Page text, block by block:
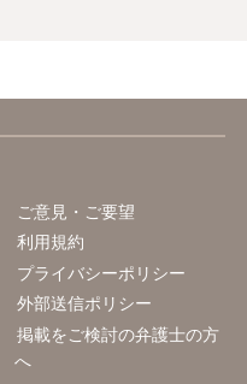
ご意見・ご要望
利用規約
プライバシーポリシー
外部送信ポリシー
掲載をご検討の弁護士の方
へ